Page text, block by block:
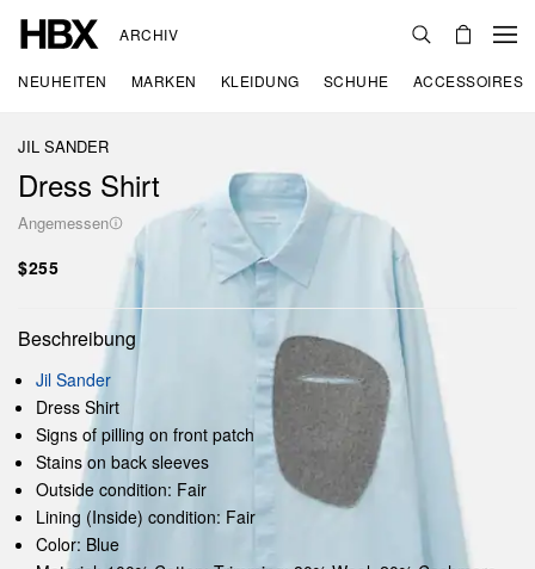
ARCHIV
NEUHEITEN MARKEN KLEIDUNG SCHUHE ACCESSOIRES
JIL SANDER
Dress Shirt
Angemessen
$255
Beschreibung
Jil Sander
Dress Shirt
Signs of pilling on front patch
Stains on back sleeves
Outside condition: Fair
Lining (Inside) condition: Fair
Color: Blue